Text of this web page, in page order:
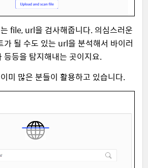
file, url을 검사해줍니다. 의심스러운
가 될 수도 있는 url을 분석해서 바이러
등등을 탐지해내는 곳이지요.
미 많은 분들이 활용하고 있습니다.